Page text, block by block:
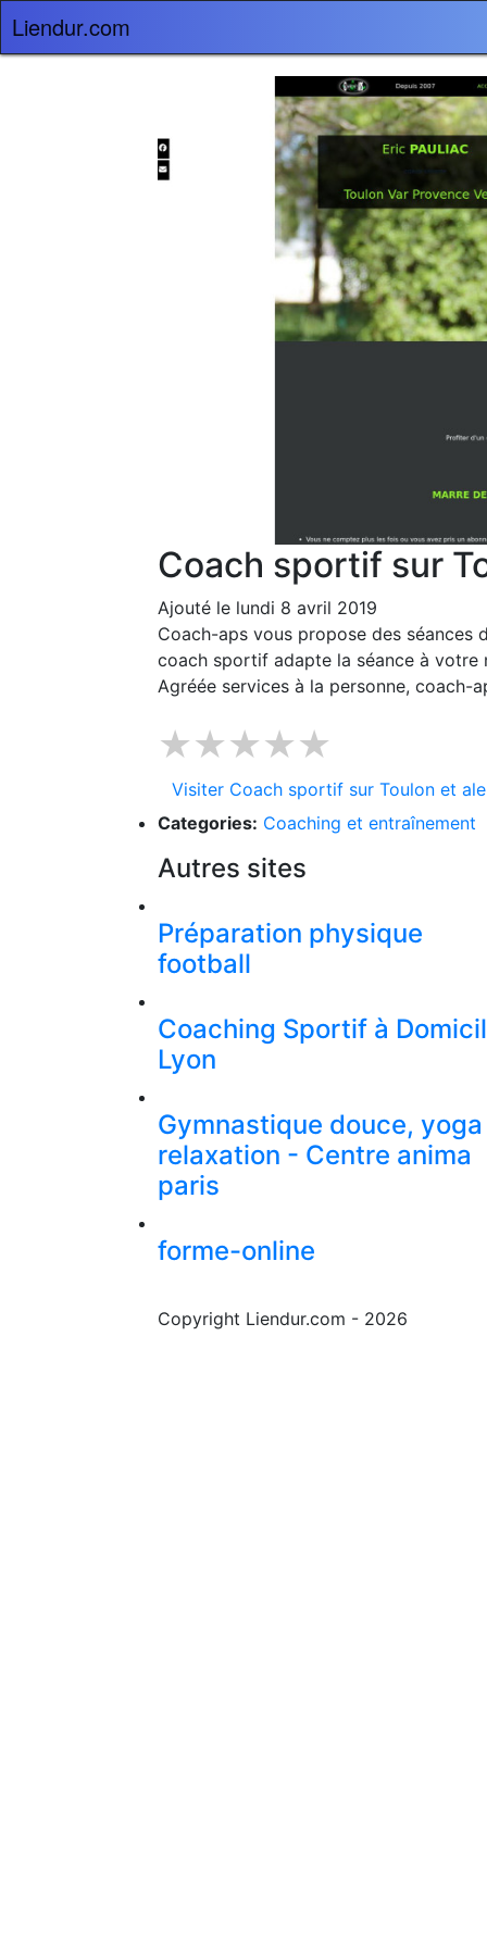
Liendur.com
Coach sportif sur
Ajouté le lundi 8 avril 2019
Coach-aps vous propose des
coach sportif adapte la séance à
Agréée services à la personne, coach-
★★★★★
Visiter Coach sportif sur Toulon et
Categories: Coaching et entraînement
Autres sites
Préparation physique
football
Coaching Sportif à
Lyon
Gymnastique douce, yoga
relaxation - Centre anima
paris
forme-online
Copyright Liendur.com - 2026